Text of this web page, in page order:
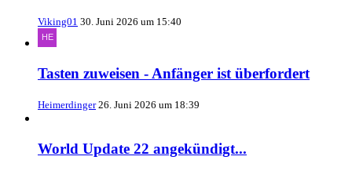
Viking01 30. Juni 2026 um 15:40
Tasten zuweisen - Anfänger ist überfordert
Heimerdinger 26. Juni 2026 um 18:39
World Update 22 angekündigt...